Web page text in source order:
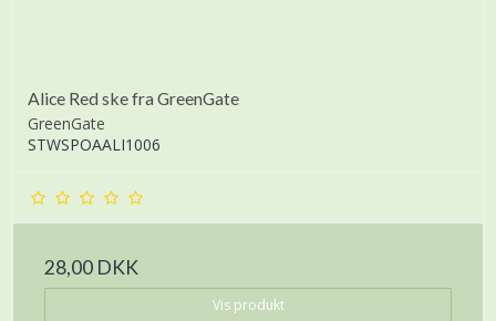
Alice Red ske fra GreenGate
GreenGate
STWSPOAALI1006
28,00 DKK
Vis produkt